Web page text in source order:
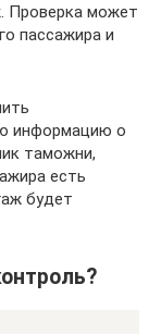
Проверка может
пассажира и
информацию о
таможни,
есть
будет